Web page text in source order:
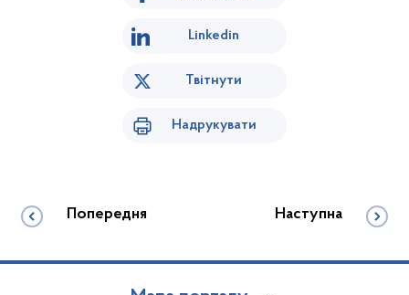
Linkedin
Твітнути
Надрукувати
Попередня Наступна